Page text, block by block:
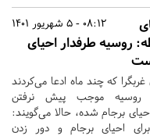
08:12 - 5 شهریور 1401
روسیه طرفدار احیای
که چند ماه ادعا می‌کردند
روسیه موجب پیش نرفتن
برجام شده، حالا می‌گویند:
احیای برجام و دور زدن